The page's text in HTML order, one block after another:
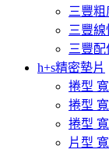
三豐粗
三豐線
三豐配
h+s精密墊片
捲型
捲型
捲型
片型